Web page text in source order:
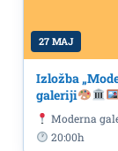
27 MAJ
Izložba
galeriji
Moderna
20:00h